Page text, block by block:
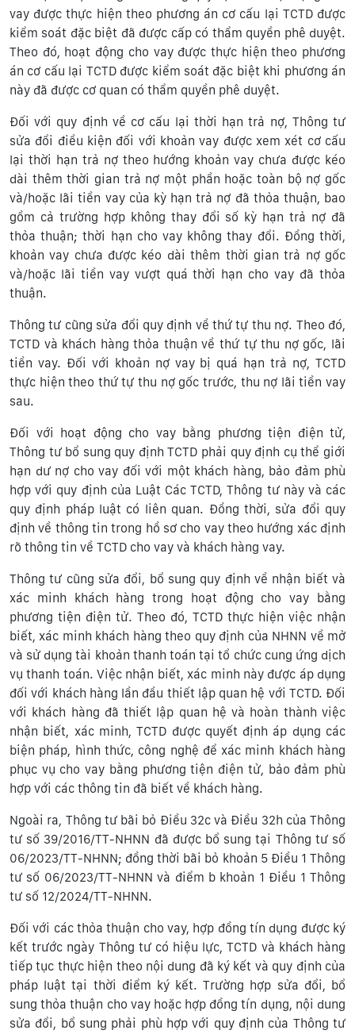
vay được thực hiện theo phương án cơ cấu lại TCTD được
kiểm soát đặc biệt đã được cấp có thẩm quyền phê duyệt.
Theo đó, hoạt động cho vay được thực hiện theo phương
án cơ cấu lại TCTD được kiểm soát đặc biệt khi phương án
này đã được cơ quan có thẩm quyền phê duyệt.
Đối với quy định về cơ cấu lại thời hạn trả nợ, Thông tư
sửa đổi điều kiện đối với khoản vay được xem xét cơ cấu
lại thời hạn trả nợ theo hướng khoản vay chưa được kéo
dài thêm thời gian trả nợ một phần hoặc toàn bộ nợ gốc
và/hoặc lãi tiền vay của kỳ hạn trả nợ đã thỏa thuận, bao
gồm cả trường hợp không thay đổi số kỳ hạn trả nợ đã
thỏa thuận; thời hạn cho vay không thay đổi. Đồng thời,
khoản vay chưa được kéo dài thêm thời gian trả nợ gốc
và/hoặc lãi tiền vay vượt quá thời hạn cho vay đã thỏa
thuận.
Thông tư cũng sửa đổi quy định về thứ tự thu nợ. Theo đó,
TCTD và khách hàng thỏa thuận về thứ tự thu nợ gốc, lãi
tiền vay. Đối với khoản nợ vay bị quá hạn trả nợ, TCTD
thực hiện theo thứ tự thu nợ gốc trước, thu nợ lãi tiền vay
sau.
Đối với hoạt động cho vay bằng phương tiện điện tử,
Thông tư bổ sung quy định TCTD phải quy định cụ thể giới
hạn dư nợ cho vay đối với một khách hàng, bảo đảm phù
hợp với quy định của Luật Các TCTD, Thông tư này và các
quy định pháp luật có liên quan. Đồng thời, sửa đổi quy
định về thông tin trong hồ sơ cho vay theo hướng xác định
rõ thông tin về TCTD cho vay và khách hàng vay.
Thông tư cũng sửa đổi, bổ sung quy định về nhận biết và
xác minh khách hàng trong hoạt động cho vay bằng
phương tiện điện tử. Theo đó, TCTD thực hiện việc nhận
biết, xác minh khách hàng theo quy định của NHNN về mở
và sử dụng tài khoản thanh toán tại tổ chức cung ứng dịch
vụ thanh toán. Việc nhận biết, xác minh này được áp dụng
đối với khách hàng lần đầu thiết lập quan hệ với TCTD. Đối
với khách hàng đã thiết lập quan hệ và hoàn thành việc
nhận biết, xác minh, TCTD được quyết định áp dụng các
biện pháp, hình thức, công nghệ để xác minh khách hàng
phục vụ cho vay bằng phương tiện điện tử, bảo đảm phù
hợp với các thông tin đã biết về khách hàng.
Ngoài ra, Thông tư bãi bỏ Điều 32c và Điều 32h của Thông
tư số 39/2016/TT-NHNN đã được bổ sung tại Thông tư số
06/2023/TT-NHNN; đồng thời bãi bỏ khoản 5 Điều 1 Thông
tư số 06/2023/TT-NHNN và điểm b khoản 1 Điều 1 Thông
tư số 12/2024/TT-NHNN.
Đối với các thỏa thuận cho vay, hợp đồng tín dụng được ký
kết trước ngày Thông tư có hiệu lực, TCTD và khách hàng
tiếp tục thực hiện theo nội dung đã ký kết và quy định của
pháp luật tại thời điểm ký kết. Trường hợp sửa đổi, bổ
sung thỏa thuận cho vay hoặc hợp đồng tín dụng, nội dung
sửa đổi, bổ sung phải phù hợp với quy định của Thông tư